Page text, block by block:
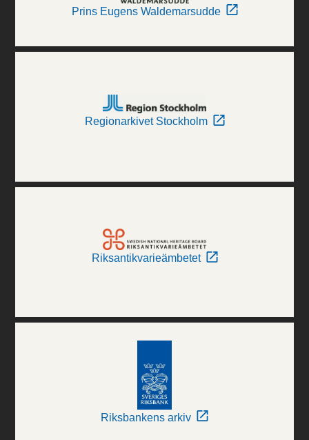
Prins Eugens Waldemarsudde
Regionarkivet Stockholm
Riksantikvarieämbetet
Riksbankens arkiv